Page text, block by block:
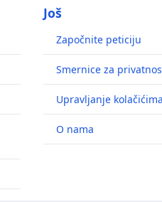
Još
Započnite peticiju
Smernice za
Upravljanje kolačićima
O nama